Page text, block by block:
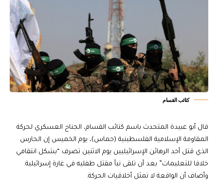
كتائب القسام
قال أبو عبيدة المتحدث باسم كتائب القسام، الجناح العسكري لحركة
المقاومة الإسلامية الفلسطينية (حماس)، يوم الخميس إن الحارس
الذي قتل أحد الرهائن الإسرائيليين يوم الاثنين تصرف “بشكل انتقامي
خلافا للتعليمات” بعد أن تلقى نبأ مقتل طفليه في غارة إسرائيلية.
وأضاف أن الواقعة لا تمثل أخلاقيات الحركة.